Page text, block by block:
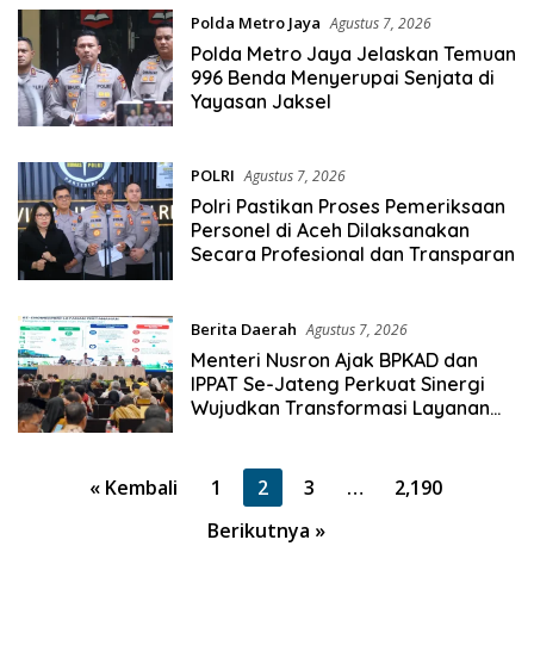
Polda Metro Jaya Agustus 7, 2026
Polda Metro Jaya Jelaskan Temuan
996 Benda Menyerupai Senjata di
Yayasan Jaksel
POLRI Agustus 7, 2026
Polri Pastikan Proses Pemeriksaan
Personel di Aceh Dilaksanakan
Secara Profesional dan Transparan
Berita Daerah Agustus 7, 2026
Menteri Nusron Ajak BPKAD dan
IPPAT Se-Jateng Perkuat Sinergi
Wujudkan Transformasi Layanan
Paginasi« Kembali 1 2 3 …
2,190
Berikutnya »